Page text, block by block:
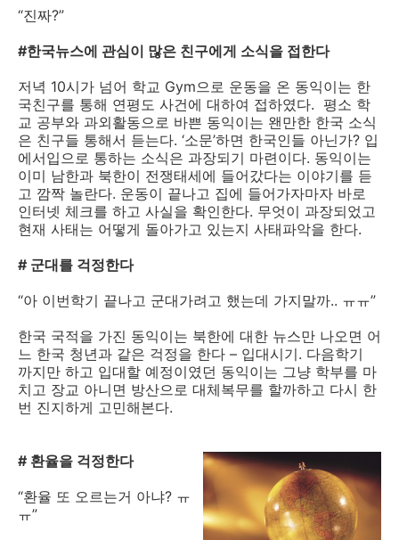
“진짜?”
#한국뉴스에 관심이 많은 친구에게 소식을 접한다
저녁 10시가 넘어 학교 Gym으로 운동을 온 동익이는 한
국친구를 통해 연평도 사건에 대하여 접하였다. 평소 학
교 공부와 과외활동으로 바쁜 동익이는 왠만한 한국 소식
은 친구들 통해서 듣는다. ‘소문’하면 한국인들 아닌가? 입
에서입으로 통하는 소식은 과장되기 마련이다. 동익이는
이미 남한과 북한이 전쟁태세에 들어갔다는 이야기를 듣
고 깜짝 놀란다. 운동이 끝나고 집에 들어가자마자 바로
인터넷 체크를 하고 사실을 확인한다. 무엇이 과장되었고
현재 사태는 어떻게 돌아가고 있는지 사태파악을 한다.
# 군대를 걱정한다
“아 이번학기 끝나고 군대가려고 했는데 가지말까.. ㅠㅠ”
한국 국적을 가진 동익이는 북한에 대한 뉴스만 나오면 어
느 한국 청년과 같은 걱정을 한다 – 입대시기. 다음학기
까지만 하고 입대할 예정이였던 동익이는 그냥 학부를 마
치고 장교 아니면 방산으로 대체복무를 할까하고 다시 한
번 진지하게 고민해본다.
# 환율을 걱정한다
“환율 또 오르는거 아냐? ㅠ
ㅠ”